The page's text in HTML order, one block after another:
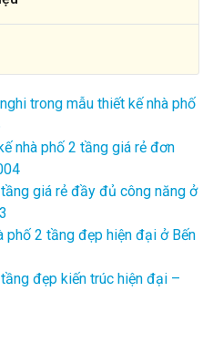
trong mẫu thiết kế nhà phố
nhà phố 2 tầng giá rẻ đơn
giá rẻ đầy đủ công năng ở
phố 2 tầng đẹp hiện đại ở Bến
đẹp kiến trúc hiện đại –